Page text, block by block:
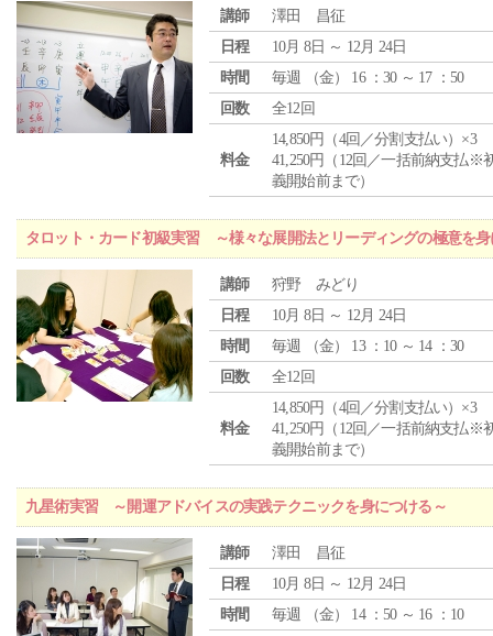
講師
澤田 昌征
日程
10月 8日 ～ 12月 24日
時間
毎週 （金） 16 ：30 ～ 17 ：50
回数
全12回
料金
14,850円（4回／分割支払い）×3
41,250円（12回／一括前納支払※
義開始前まで）
タロット・カード初級実習 ～様々な展開法とリーディングの極意を身
講師
狩野 みどり
日程
10月 8日 ～ 12月 24日
時間
毎週 （金） 13 ：10 ～ 14 ：30
回数
全12回
料金
14,850円（4回／分割支払い）×3
41,250円（12回／一括前納支払※
義開始前まで）
九星術実習 ～開運アドバイスの実践テクニックを身につける～
講師
澤田 昌征
日程
10月 8日 ～ 12月 24日
時間
毎週 （金） 14 ：50 ～ 16 ：10